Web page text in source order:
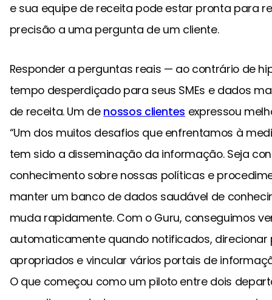
e sua equipe de receita pode estar pronta para
precisão a uma pergunta de um cliente.
Responder a perguntas reais — ao contrário de
tempo desperdiçado para seus SMEs e dados
de receita. Um de nossos clientes expressou
“Um dos muitos desafios que enfrentamos à
tem sido a disseminação da informação. Seja
conhecimento sobre nossas políticas e
manter um banco de dados saudável de
muda rapidamente. Com o Guru, conseguimos
automaticamente quando notificados,
apropriados e vincular vários portais de
O que começou como um piloto entre dois